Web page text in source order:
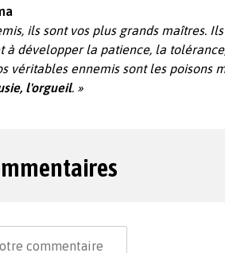
ils sont vos plus grands maîtres.
à développer la patience, la
véritables ennemis sont les poisons
l'orgueil. »